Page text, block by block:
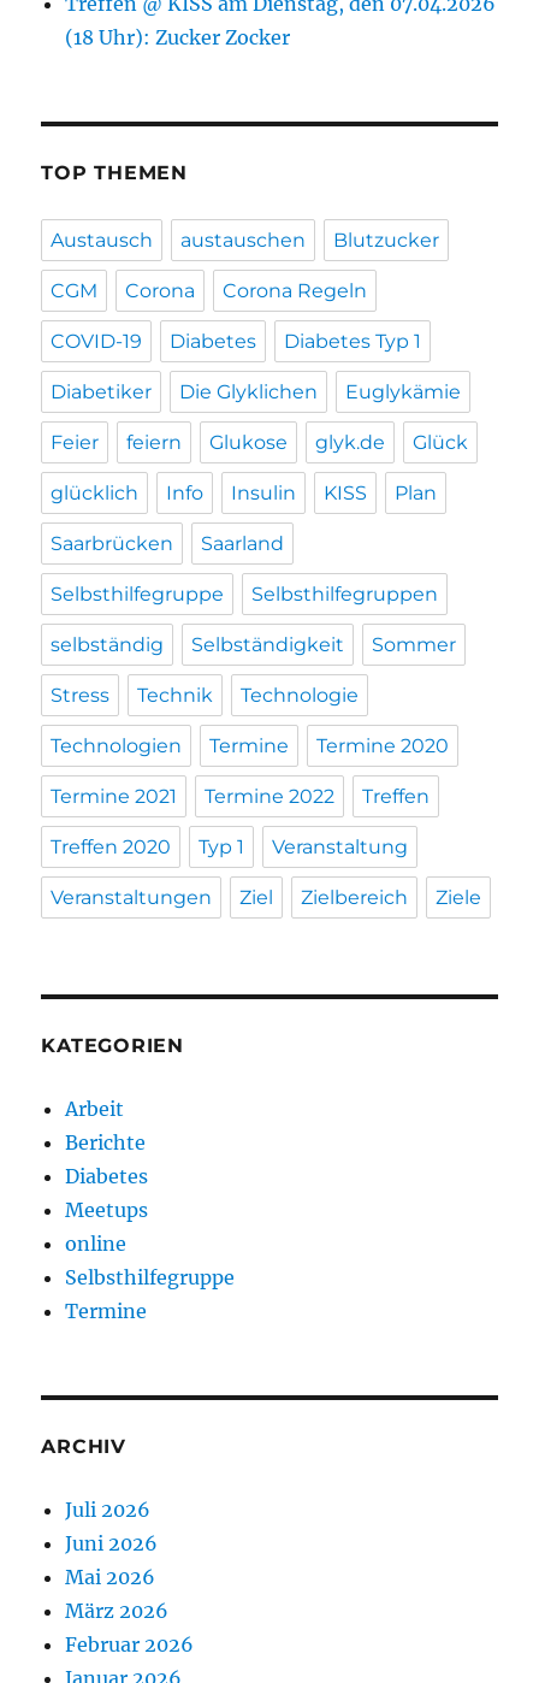
(18 Uhr): Zucker Zocker
TOP THEMEN
Austausch austauschen Blutzucker
CGM Corona Corona Regeln
COVID-19 Diabetes Diabetes Typ 1
Diabetiker Die Glyklichen Euglykämie
Feier feiern Glukose glyk.de Glück
glücklich Info Insulin KISS Plan
Saarbrücken Saarland
Selbsthilfegruppe Selbsthilfegruppen
selbständig Selbständigkeit Sommer
Stress Technik Technologie
Technologien Termine Termine 2020
Termine 2021 Termine 2022 Treffen
Treffen 2020 Typ 1 Veranstaltung
Veranstaltungen Ziel Zielbereich Ziele
KATEGORIEN
Arbeit
Berichte
Diabetes
Meetups
online
Selbsthilfegruppe
Termine
ARCHIV
Juli 2026
Juni 2026
Mai 2026
März 2026
Februar 2026